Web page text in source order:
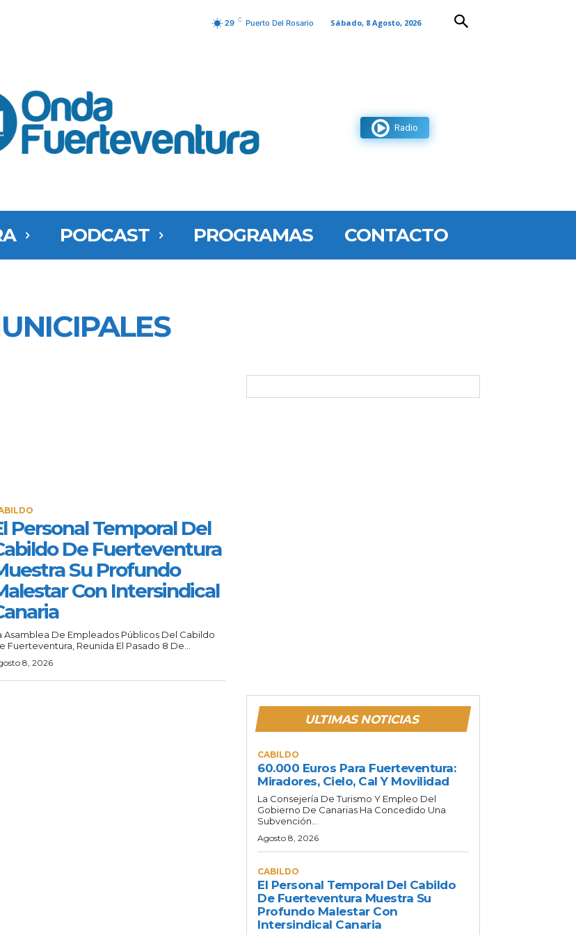
29 C Puerto Del Rosario Sábado, 8 Agosto, 2026
Radio
PODCAST PROGRAMAS CONTACTO
Personal Temporal Del
De Fuerteventura
Su Profundo
Con Intersindical
Asamblea De Empleados Públicos Del Cabildo
Fuerteventura, Reunida El Pasado 8 De...
8, 2026
ULTIMAS NOTICIAS
CABILDO
60.000 Euros Para Fuerteventura:
Miradores, Cielo, Cal Y Movilidad
La Consejería De Turismo Y Empleo Del
Gobierno De Canarias Ha Concedido Una
Subvención...
Agosto 8, 2026
CABILDO
El Personal Temporal Del Cabildo
De Fuerteventura Muestra Su
Profundo Malestar Con
Intersindical Canaria